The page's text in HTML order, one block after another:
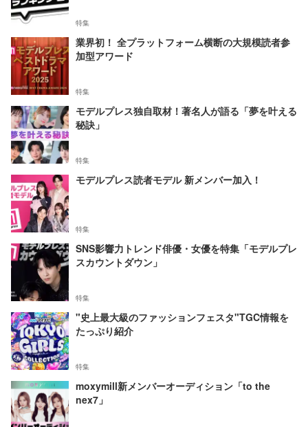
特集
業界初！ 全プラットフォーム横断の大規模読者参
加型アワード
特集
モデルプレス独自取材！著名人が語る「夢を叶える
秘訣」
特集
モデルプレス読者モデル 新メンバー加入！
特集
SNS影響力トレンド俳優・女優を特集「モデルプレ
スカウントダウン」
特集
"史上最大級のファッションフェスタ"TGC情報を
たっぷり紹介
特集
moxymill新メンバーオーディション「to the
nex7」